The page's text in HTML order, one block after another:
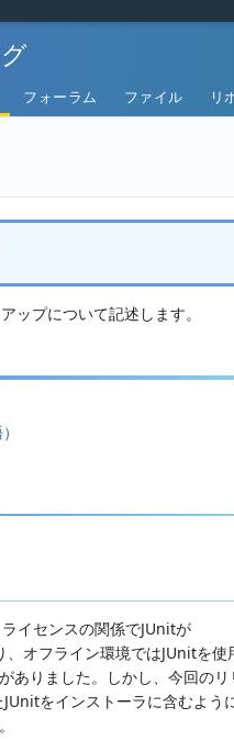
フォーラム ファイル リ
ップについて記述します。
イセンスの関係でJUnitが
オフライン環境ではJUnitを使
ありました。しかし、今回のリ
をインストーラに含むよう